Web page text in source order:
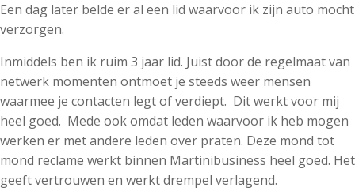
Een dag later belde er al een lid waarvoor ik zijn auto mocht
verzorgen.
Inmiddels ben ik ruim 3 jaar lid. Juist door de regelmaat van
netwerk momenten ontmoet je steeds weer mensen
waarmee je contacten legt of verdiept. Dit werkt voor mij
heel goed. Mede ook omdat leden waarvoor ik heb mogen
werken er met andere leden over praten. Deze mond tot
mond reclame werkt binnen Martinibusiness heel goed. Het
geeft vertrouwen en werkt drempel verlagend.